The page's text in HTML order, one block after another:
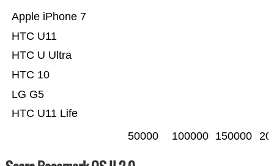
HTC U11 Life
LG G5
HTC 10
HTC U Ultra
HTC U11
Apple iPhone 7
50000 100000 150000